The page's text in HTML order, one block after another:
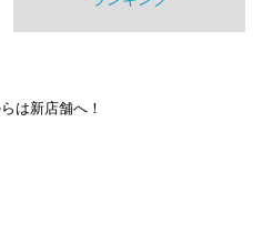
は新店舗へ！